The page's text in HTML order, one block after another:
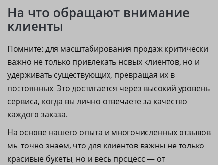
На что обращают внимание
клиенты
Помните: для масштабирования продаж критически
важно не только привлекать новых клиентов, но и
удерживать существующих, превращая их в
постоянных. Это достигается через высокий уровень
сервиса, когда вы лично отвечаете за качество
каждого заказа.
На основе нашего опыта и многочисленных отзывов
мы точно знаем, что для клиентов важны не только
красивые букеты, но и весь процесс — от